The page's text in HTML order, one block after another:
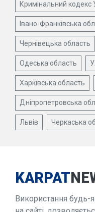
Кримінальний кодекс
Івано-Франківська
Чернівецька область
Одеська область
Харківська область
Дніпропетровська
Львів Черкаська
KARPAT
Використання будь-